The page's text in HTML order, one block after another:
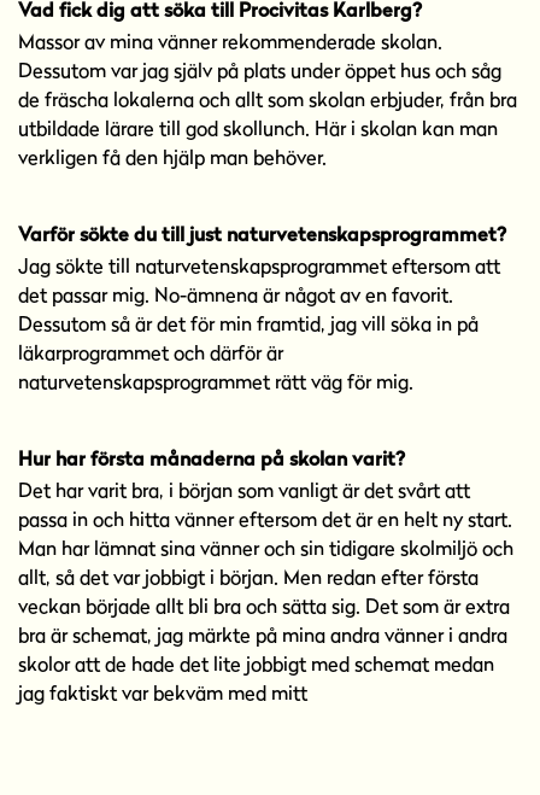
Vad fick dig att söka till Procivitas Karlberg?
Massor av mina vänner rekommenderade skolan.
Dessutom var jag själv på plats under öppet hus och såg
de fräscha lokalerna och allt som skolan erbjuder, från bra
utbildade lärare till god skollunch. Här i skolan kan man
verkligen få den hjälp man behöver.
Varför sökte du till just naturvetenskapsprogrammet?
Jag sökte till naturvetenskapsprogrammet eftersom att
det passar mig. No-ämnena är något av en favorit.
Dessutom så är det för min framtid, jag vill söka in på
läkarprogrammet och därför är
naturvetenskapsprogrammet rätt väg för mig.
Hur har första månaderna på skolan varit?
Det har varit bra, i början som vanligt är det svårt att
passa in och hitta vänner eftersom det är en helt ny start.
Man har lämnat sina vänner och sin tidigare skolmiljö och
allt, så det var jobbigt i början. Men redan efter första
veckan började allt bli bra och sätta sig. Det som är extra
bra är schemat, jag märkte på mina andra vänner i andra
skolor att de hade det lite jobbigt med schemat medan
jag faktiskt var bekväm med mitt